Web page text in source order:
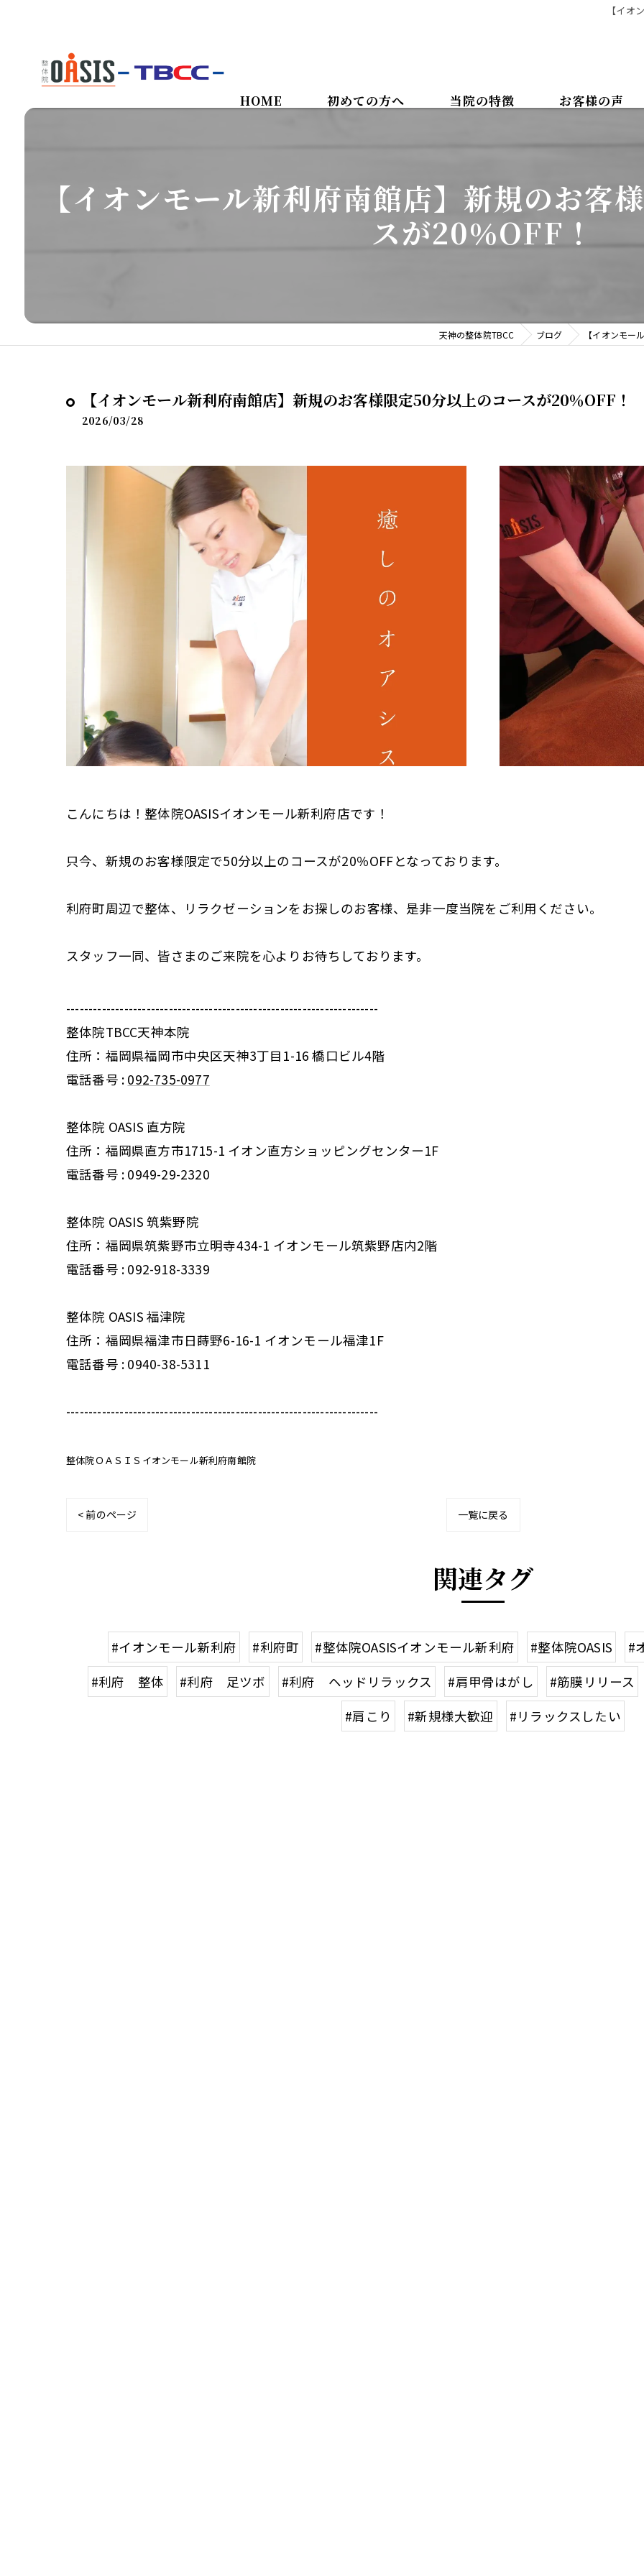
【イオ
HOME 初めての方へ 当院の特徴
カイロプラクティック
ボディケアマッサージ
腰痛
お客様の声
【イオンモール新利府南館店】新規のお客
スが20％OFF！
天神の整体院TBCC ブログ 【イオンモー
【イオンモール新利府南館店】新規のお客様限定50分以上のコースが20％OFF！
2026/03/28
こんにちは！整体院OASISイオンモール新利府店です！
只今、新規のお客様限定で50分以上のコースが20％OFFとなっております。
利府町周辺で整体、リラクゼーションをお探しのお客様、是非一度当院をご利用ください。
スタッフ一同、皆さまのご来院を心よりお待ちしております。
----------------------------------------------------------------------
整体院TBCC天神本院
住所：福岡県福岡市中央区天神3丁目1-16 橋口ビル4階
電話番号 : 092-735-0977
整体院 OASIS 直方院
住所：福岡県直方市1715-1 イオン直方ショッピングセンター1F
電話番号 : 0949-29-2320
整体院 OASIS 筑紫野院
住所：福岡県筑紫野市立明寺434-1 イオンモール筑紫野店内2階
電話番号 : 092-918-3339
整体院 OASIS 福津院
住所：福岡県福津市日蒔野6-16-1 イオンモール福津1F
電話番号 : 0940-38-5311
----------------------------------------------------------------------
整体院ＯＡＳＩＳイオンモール新利府南館院
< 前のページ 一覧に戻る
関連タグ
#イオンモール新利府 #利府町 #整体院OASISイオンモール新利府 #整体院OASIS #
#利府 整体
#利府 足ツボ #利府 ヘッドリラックス #肩甲骨はがし #筋膜リリース
#肩こり
#新規様大歓迎 #リラックスしたい